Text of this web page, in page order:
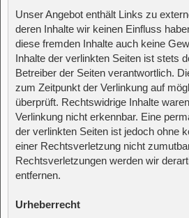
Unser Angebot enthält Links zu
deren Inhalte wir keinen Einfluss
diese fremden Inhalte auch keine
Inhalte der verlinkten Seiten ist stets
Betreiber der Seiten verantwortlich.
zum Zeitpunkt der Verlinkung auf
überprüft. Rechtswidrige Inhalte
Verlinkung nicht erkennbar. Eine
der verlinkten Seiten ist jedoch ohne
einer Rechtsverletzung nicht
Rechtsverletzungen werden wir
entfernen.
Urheberrecht